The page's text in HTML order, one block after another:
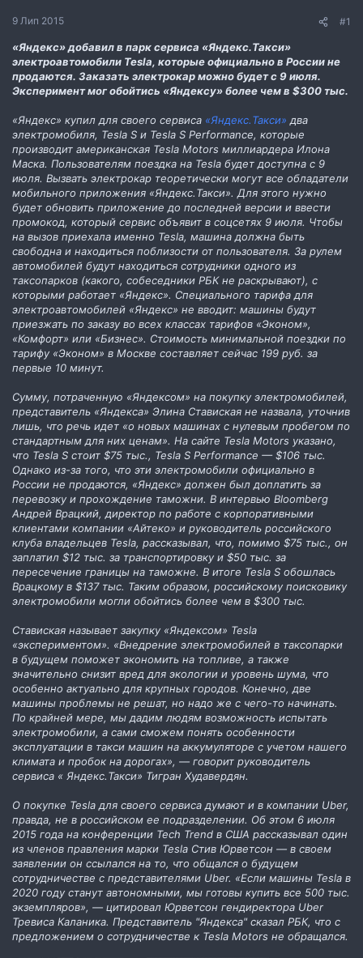
н
9 Лип 2015 #1
«Яндекс» добавил в парк сервиса «Яндекс.Такси»
электроавтомобили Tesla, которые официально в России не
продаются. Заказать электрокар можно будет с 9 июля.
Эксперимент мог обойтись «Яндексу» более чем в $300 тыс.
«Яндекс» купил для своего сервиса «Яндекс.Такси» два
электромобиля, Tesla S и Tesla S Performance, которые
производит американская Tesla Motors миллиардера Илона
Маска. Пользователям поездка на Tesla будет доступна с 9
июля. Вызвать электрокар теоретически могут все обладатели
мобильного приложения «Яндекс.Такси». Для этого нужно
будет обновить приложение до последней версии и ввести
промокод, который сервис объявит в соцсетях 9 июля. Чтобы
на вызов приехала именно Tesla, машина должна быть
свободна и находиться поблизости от пользователя. За рулем
автомобилей будут находиться сотрудники одного из
таксопарков (какого, собеседники РБК не раскрывают), с
которыми работает «Яндекс». Специального тарифа для
электроавтомобилей «Яндекс» не вводит: машины будут
приезжать по заказу во всех классах тарифов «Эконом»,
«Комфорт» или «Бизнес». Стоимость минимальной поездки по
тарифу «Эконом» в Москве составляет сейчас 199 руб. за
первые 10 минут.
Сумму, потраченную «Яндексом» на покупку электромобилей,
представитель «Яндекса» Элина Ставиская не назвала, уточнив
лишь, что речь идет «о новых машинах с нулевым пробегом по
стандартным для них ценам». На сайте Tesla Motors указано,
что Tesla S стоит $75 тыс., Tesla S Performance — $106 тыс.
Однако из-за того, что эти электромобили официально в
России не продаются, «Яндекс» должен был доплатить за
перевозку и прохождение таможни. В интервью Bloomberg
Андрей Врацкий, директор по работе с корпоративными
клиентами компании «Айтеко» и руководитель российского
клуба владельцев Tesla, рассказывал, что, помимо $75 тыс., он
заплатил $12 тыс. за транспортировку и $50 тыс. за
пересечение границы на таможне. В итоге Tesla S обошлась
Врацкому в $137 тыс. Таким образом, российскому поисковику
электромобили могли обойтись более чем в $300 тыс.
Ставиская называет закупку «Яндексом» Tesla
«экспериментом». «Внедрение электромобилей в таксопарки
в будущем поможет экономить на топливе, а также
значительно снизит вред для экологии и уровень шума, что
особенно актуально для крупных городов. Конечно, две
машины проблемы не решат, но надо же с чего-то начинать.
По крайней мере, мы дадим людям возможность испытать
электромобили, а сами сможем понять особенности
эксплуатации в такси машин на аккумуляторе с учетом нашего
климата и пробок на дорогах», — говорит руководитель
сервиса « Яндекс.Такси» Тигран Худавердян.
О покупке Tesla для своего сервиса думают и в компании Uber,
правда, не в российском ее подразделении. Об этом 6 июля
2015 года на конференции Tech Trend в США рассказывал один
из членов правления марки Tesla Стив Юрветсон — в своем
заявлении он ссылался на то, что общался о будущем
сотрудничестве с представителями Uber. «Если машины Tesla в
2020 году станут автономными, мы готовы купить все 500 тыс.
экземпляров», — цитировал Юрветсон гендиректора Uber
Тревиса Каланика. Представитель "Яндекса" сказал РБК, что с
предложением о сотрудничестве к Tesla Motors не обращался.